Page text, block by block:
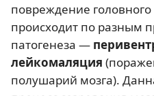
повреждение головного
происходит по разным
патогенеза —
лейкомаляция
полушарий мозга).